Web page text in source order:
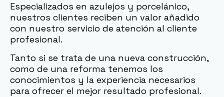
Especializados en azulejos y porcelánico,
nuestros clientes reciben un valor añadido
con nuestro servicio de atención al cliente
profesional.
Tanto si se trata de una nueva construcción,
como de una reforma tenemos los
conocimientos y la experiencia necesarios
para ofrecer el mejor resultado profesional.